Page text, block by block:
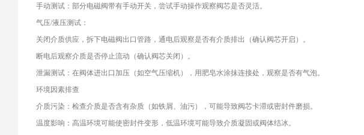
手动测试：部分电磁阀带有手动开关，尝试手动操作观察阀芯是否灵活。
气压/液压测试：
关闭介质供应，拆下电磁阀出口管路，通电后观察是否有介质排出（确认阀芯开启）。
断电后观察介质是否停止流动（确认阀芯关闭）。
泄漏测试：在阀体进出口加压（如空气压缩机），用肥皂水涂抹连接处，观察是否有气泡。
环境因素排查
介质污染：检查介质是否含有杂质（如铁屑、油污），可能导致阀芯卡滞或密封件磨损。
温度影响：高温环境可能使密封件变形，低温环境可能导致介质凝固或阀体结冰。